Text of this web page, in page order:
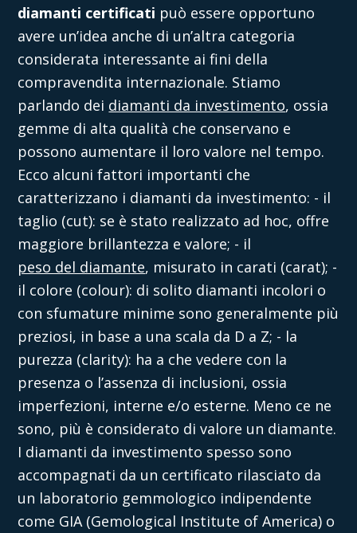
diamanti certificati può essere opportuno
avere un’idea anche di un’altra categoria
considerata interessante ai fini della
compravendita internazionale. Stiamo
parlando dei diamanti da investimento, ossia
gemme di alta qualità che conservano e
possono aumentare il loro valore nel tempo.
Ecco alcuni fattori importanti che
caratterizzano i diamanti da investimento: - il
taglio (cut): se è stato realizzato ad hoc, offre
maggiore brillantezza e valore; - il
peso del diamante, misurato in carati (carat); -
il colore (colour): di solito diamanti incolori o
con sfumature minime sono generalmente più
preziosi, in base a una scala da D a Z; - la
purezza (clarity): ha a che vedere con la
presenza o l’assenza di inclusioni, ossia
imperfezioni, interne e/o esterne. Meno ce ne
sono, più è considerato di valore un diamante.
I diamanti da investimento spesso sono
accompagnati da un certificato rilasciato da
un laboratorio gemmologico indipendente
come GIA (Gemological Institute of America) o